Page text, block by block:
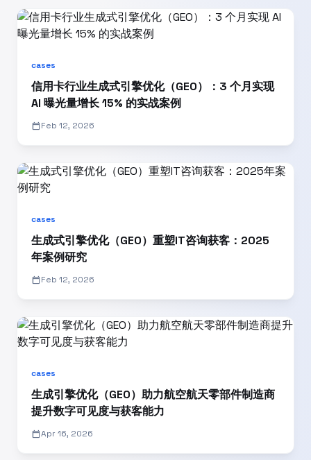
cases
信用卡行业生成式引擎优化（GEO）：3 个月实现
AI 曝光量增长 15% 的实战案例
calendar_todayFeb 12, 2026
cases
生成式引擎优化（GEO）重塑IT咨询获客：2025
年案例研究
calendar_todayFeb 12, 2026
cases
生成引擎优化（GEO）助力航空航天零部件制造商
提升数字可见度与获客能力
calendar_todayApr 16, 2026